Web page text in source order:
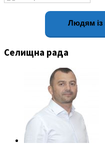
Людям із
Селищна рада